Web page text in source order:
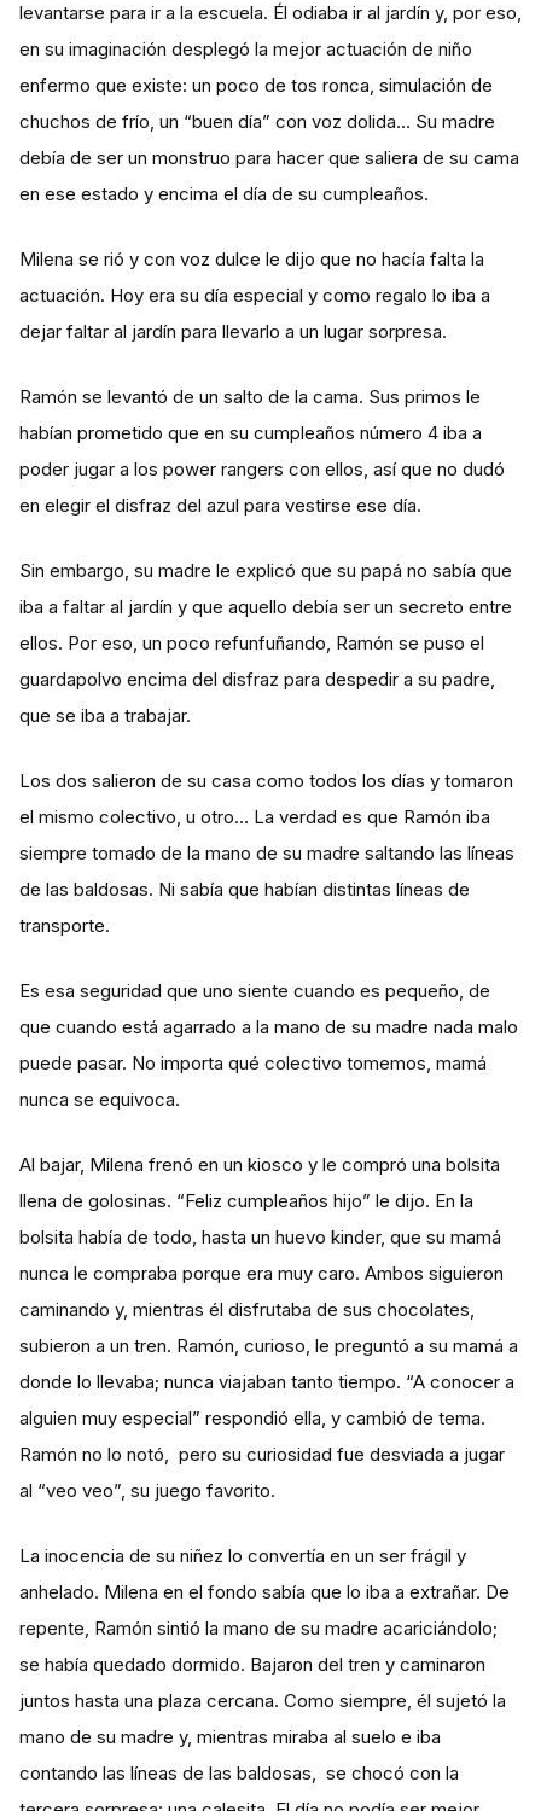
levantarse para ir a la escuela. Él odiaba ir al jardín y, por eso,
en su imaginación desplegó la mejor actuación de niño
enfermo que existe: un poco de tos ronca, simulación de
chuchos de frío, un “buen día” con voz dolida... Su madre
debía de ser un monstruo para hacer que saliera de su cama
en ese estado y encima el día de su cumpleaños.
Milena se rió y con voz dulce le dijo que no hacía falta la
actuación. Hoy era su día especial y como regalo lo iba a
dejar faltar al jardín para llevarlo a un lugar sorpresa.
Ramón se levantó de un salto de la cama. Sus primos le
habían prometido que en su cumpleaños número 4 iba a
poder jugar a los power rangers con ellos, así que no dudó
en elegir el disfraz del azul para vestirse ese día.
Sin embargo, su madre le explicó que su papá no sabía que
iba a faltar al jardín y que aquello debía ser un secreto entre
ellos. Por eso, un poco refunfuñando, Ramón se puso el
guardapolvo encima del disfraz para despedir a su padre,
que se iba a trabajar.
Los dos salieron de su casa como todos los días y tomaron
el mismo colectivo, u otro… La verdad es que Ramón iba
siempre tomado de la mano de su madre saltando las líneas
de las baldosas. Ni sabía que habían distintas líneas de
transporte.
Es esa seguridad que uno siente cuando es pequeño, de
que cuando está agarrado a la mano de su madre nada malo
puede pasar. No importa qué colectivo tomemos, mamá
nunca se equivoca.
Al bajar, Milena frenó en un kiosco y le compró una bolsita
llena de golosinas. “Feliz cumpleaños hijo” le dijo. En la
bolsita había de todo, hasta un huevo kinder, que su mamá
nunca le compraba porque era muy caro. Ambos siguieron
caminando y, mientras él disfrutaba de sus chocolates,
subieron a un tren. Ramón, curioso, le preguntó a su mamá a
donde lo llevaba; nunca viajaban tanto tiempo. “A conocer a
alguien muy especial” respondió ella, y cambió de tema.
Ramón no lo notó, pero su curiosidad fue desviada a jugar
al “veo veo”, su juego favorito.
La inocencia de su niñez lo convertía en un ser frágil y
anhelado. Milena en el fondo sabía que lo iba a extrañar. De
repente, Ramón sintió la mano de su madre acariciándolo;
se había quedado dormido. Bajaron del tren y caminaron
juntos hasta una plaza cercana. Como siempre, él sujetó la
mano de su madre y, mientras miraba al suelo e iba
contando las líneas de las baldosas, se chocó con la